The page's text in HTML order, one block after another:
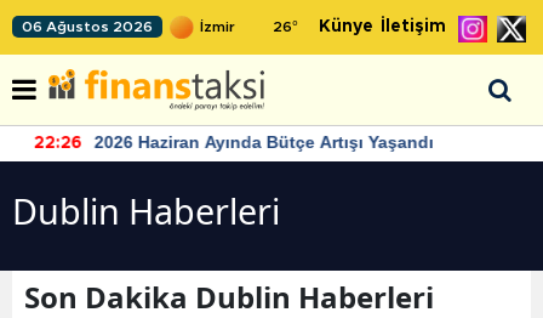
06 Ağustos 2026 26° Künye İletişim
22:26 2026 Haziran Ayında Bütçe Artışı Yaşandı
Dublin Haberleri
Son Dakika Dublin Haberleri